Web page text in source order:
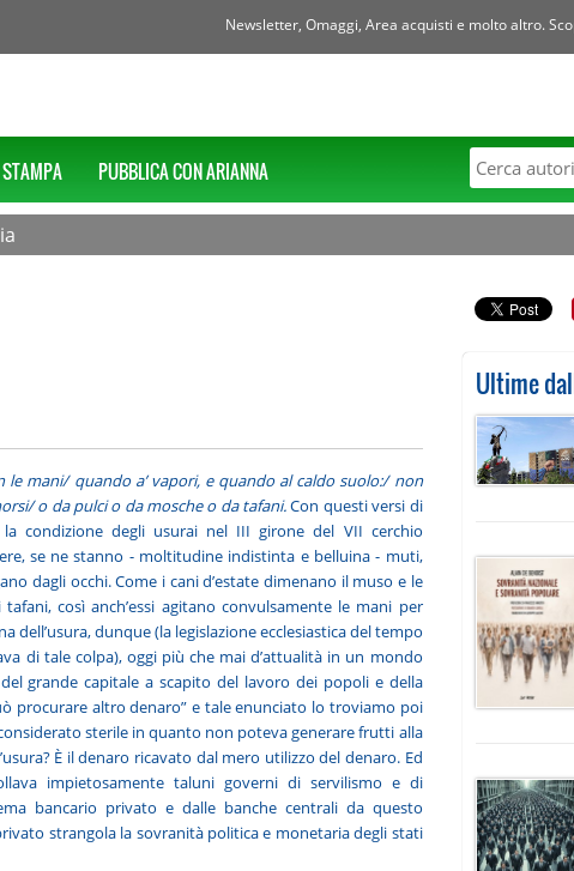
Newsletter, Omaggi, Area acquisti e molto altro.
PUBBLICA CON ARIANNA
mani/ quando a’ vapori, e quando al caldo suolo:/ non
o da pulci o da mosche o da tafani.Con questi versi di
condizione degli usurai nel III girone del VII cerchio
se ne stanno - moltitudine indistinta e belluina - muti,
dagli occhi. Come i cani d’estate dimenano il muso e le
così anch’essi agitano convulsamente le mani per
dell’usura, dunque (la legislazione ecclesiastica del tempo
di tale colpa), oggi più che mai d’attualità in un mondo
grande capitale a scapito del lavoro dei popoli e della
procurare altro denaro” e tale enunciato lo troviamo poi
sterile in quanto non poteva generare frutti alla
È il denaro ricavato dal mero utilizzo del denaro. Ed
impietosamente taluni governi di servilismo e di
bancario privato e dalle banche centrali da questo
strangola la sovranità politica e monetaria degli stati
Ultime